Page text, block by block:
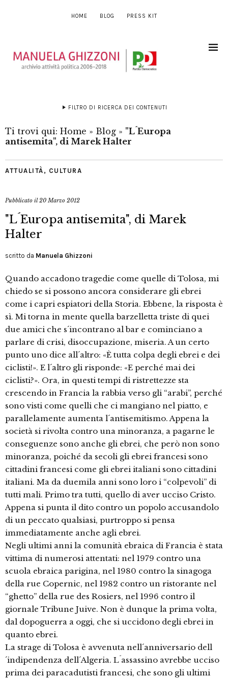
HOME BLOG PRESS KIT
FILTRO DI RICERCA DEI CONTENUTI
Ti trovi qui: Home » Blog » "L´Europa
antisemita", di Marek Halter
ATTUALITÀ , CULTURA
Pubblicato il20 Marzo 2012
"L´Europa antisemita", di Marek
Halter
scritto da Manuela Ghizzoni
Quando accadono tragedie come quelle di Tolosa, mi
chiedo se si possono ancora considerare gli ebrei
come i capri espiatori della Storia. Ebbene, la risposta è
sì. Mi torna in mente quella barzelletta triste di quei
due amici che s´incontrano al bar e cominciano a
parlare di crisi, disoccupazione, miseria. A un certo
punto uno dice all´altro: «È tutta colpa degli ebrei e dei
ciclisti!». E l´altro gli risponde: «E perché mai dei
ciclisti?». Ora, in questi tempi di ristrettezze sta
crescendo in Francia la rabbia verso gli “arabi”, perché
sono visti come quelli che ci mangiano nel piatto, e
parallelamente aumenta l´antisemitismo. Appena la
società si rivolta contro una minoranza, a pagarne le
conseguenze sono anche gli ebrei, che però non sono
minoranza, poiché da secoli gli ebrei francesi sono
cittadini francesi come gli ebrei italiani sono cittadini
italiani. Ma da duemila anni sono loro i “colpevoli” di
tutti mali. Primo tra tutti, quello di aver ucciso Cristo.
Appena si punta il dito contro un popolo accusandolo
di un peccato qualsiasi, purtroppo si pensa
immediatamente anche agli ebrei.
Negli ultimi anni la comunità ebraica di Francia è stata
vittima di numerosi attentati: nel 1979 contro una
scuola ebraica parigina, nel 1980 contro la sinagoga
della rue Copernic, nel 1982 contro un ristorante nel
“ghetto” della rue des Rosiers, nel 1996 contro il
giornale Tribune Juive. Non è dunque la prima volta,
dal dopoguerra a oggi, che si uccidono degli ebrei in
quanto ebrei.
La strage di Tolosa è avvenuta nell´anniversario dell
´indipendenza dell´Algeria. L´assassino avrebbe ucciso
prima dei paracadutisti francesi, che sono gli ultimi